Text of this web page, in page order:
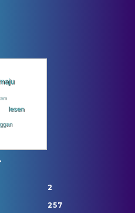
NEGARA BERHAD
2
257